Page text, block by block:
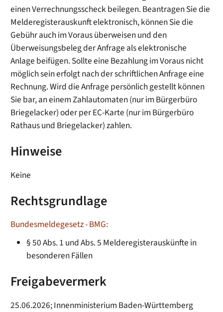
einen Verrechnungsscheck beilegen. Beantragen Sie die
Melderegisterauskunft elektronisch, können Sie die
Gebühr auch im Voraus überweisen und den
Überweisungsbeleg der Anfrage als elektronische
Anlage beifügen. Sollte eine Bezahlung im Voraus nicht
möglich sein erfolgt nach der schriftlichen Anfrage eine
Rechnung. Wird die Anfrage persönlich gestellt können
Sie bar, an einem Zahlautomaten (nur im Bürgerbüro
Briegelacker) oder per EC-Karte (nur im Bürgerbüro
Rathaus und Briegelacker) zahlen.
Hinweise
Keine
Rechtsgrundlage
Bundesmeldegesetz - BMG:
§ 50 Abs. 1 und Abs. 5 Melderegisterauskünfte in
besonderen Fällen
Freigabevermerk
25.06.2026; Innenministerium Baden-Württemberg